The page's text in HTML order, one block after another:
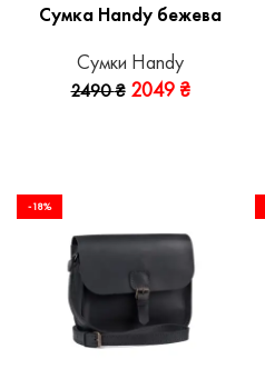
Сумка Handy бежева
Сумки Handy
2490₴ 2049 ₴
-18%